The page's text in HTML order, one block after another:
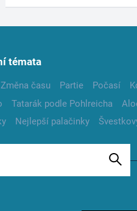
témata
Změna času Partie Počasí
Tatarák podle Pohlreicha
Nejlepší palačinky